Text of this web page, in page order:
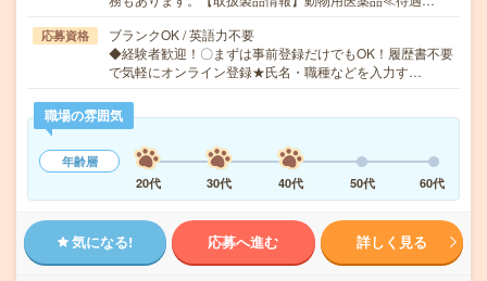
応募資格
ブランクOK / 英語力不要
◆経験者歓迎！〇まずは事前登録だけでもOK！履歴書不要
で気軽にオンライン登録★氏名・職種などを入力す…
職場の雰囲気
年齢層
20代
30代 40代 50代 60代
気になる! 応募へ進む 詳しく見る